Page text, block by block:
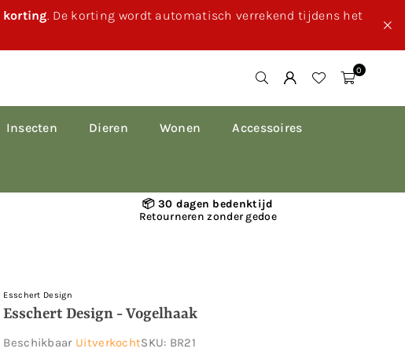
korting. De korting wordt automatisch verrekend tijdens het
0
Insecten Dieren Wonen Accessoires
📦 30 dagen bedenktijd
Retourneren zonder gedoe
Esschert Design
Esschert Design - Vogelhaak
Beschikbaar UitverkochtSKU: BR21